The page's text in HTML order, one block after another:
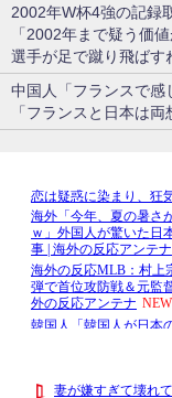
2002年W杯4強の記録
「2002年まで疑う価
選手が足で蹴り飛ばす
中国人「フランスで
「フランスと日本は